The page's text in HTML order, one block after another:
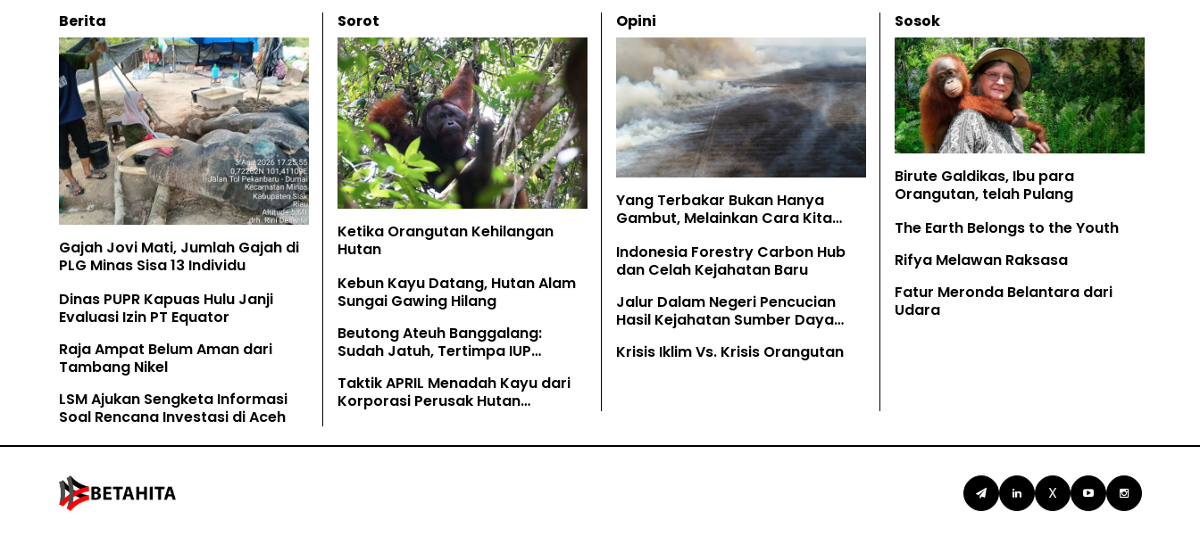
Berita
Gajah Jovi Mati, Jumlah Gajah di
PLG Minas Sisa 13 Individu
Dinas PUPR Kapuas Hulu Janji
Evaluasi Izin PT Equator
Raja Ampat Belum Aman dari
Tambang Nikel
LSM Ajukan Sengketa Informasi
Soal Rencana Investasi di Aceh
Sorot
Ketika Orangutan Kehilangan
Hutan
Kebun Kayu Datang, Hutan Alam
Sungai Gawing Hilang
Beutong Ateuh Banggalang:
Sudah Jatuh, Tertimpa IUP
Taktik APRIL Menadah Kayu dari
Korporasi Perusak Hutan
Opini
Yang Terbakar Bukan Hanya
Gambut, Melainkan Cara Kita
Indonesia Forestry Carbon Hub
dan Celah Kejahatan Baru
Jalur Dalam Negeri Pencucian
Hasil Kejahatan Sumber Daya
Krisis Iklim Vs. Krisis Orangutan
Sosok
Birute Galdikas, Ibu para
Orangutan, telah Pulang
The Earth Belongs to the Youth
Rifya Melawan Raksasa
Fatur Meronda Belantara dari
Udara
X